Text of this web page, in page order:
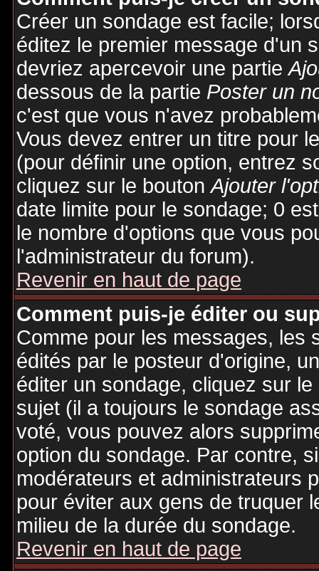
Créer un sondage est facile;
éditez le premier message d'un
devriez apercevoir une partie
dessous de la partiePoster un
c'est que vous n'avez
Vous devez entrer un titre pour
(pour définir une option, entrez
cliquez sur le boutonAjouter
date limite pour le sondage; 0
le nombre d'options que vous
l'administrateur du forum).
Revenir en haut de page
Comment puis-je éditer ou
Comme pour les messages, les
édités par le posteur d'origine,
éditer un sondage, cliquez sur
sujet (il a toujours le sondage
voté, vous pouvez alors
option du sondage. Par contre,
modérateurs et administrateurs
pour éviter aux gens de truquer
milieu de la durée du sondage.
Revenir en haut de page